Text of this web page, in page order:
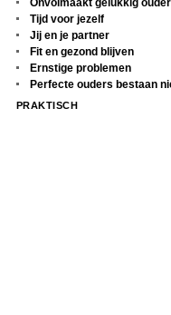
Tijd voor jezelf
Jij en je partner
Fit en gezond blijven
Ernstige problemen
Perfecte ouders bestaan
PRAKTISCH